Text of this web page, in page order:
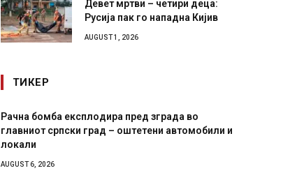
Девет мртви – четири деца:
Русија пак го нападна Кијив
AUGUST 1, 2026
ТИКЕР
Рачна бомба експлодира пред зграда во
главниот српски град – оштетени автомобили и
локали
AUGUST 6, 2026